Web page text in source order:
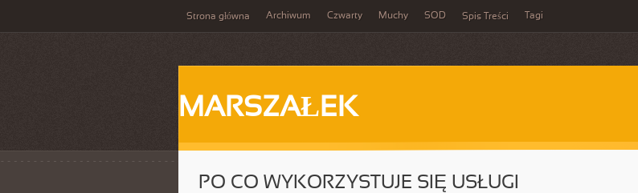
Strona główna Archiwum Czwarty Muchy SOD Spis Treści Tagi
MARSZAŁEK
PO CO WYKORZYSTUJE SIĘ USŁUGI